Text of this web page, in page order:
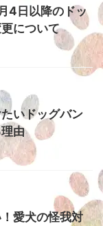
4日以降のドッ
について
いドッグバン
由
愛犬の怪我対